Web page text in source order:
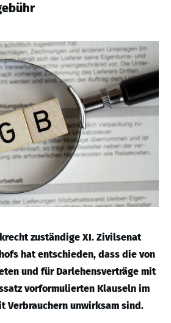
zuständige XI. Zivilsenat
hat entschieden, dass die von
und für Darlehensverträge mit
vorformulierten Klauseln im
Verbrauchern unwirksam sind.